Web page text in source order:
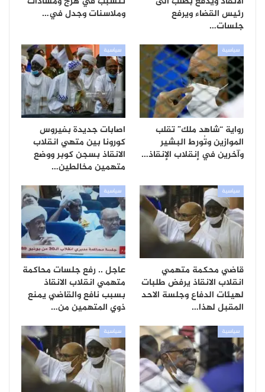
رئيس القضاء ويرفع
جلسات…
وملاسنات وجدل في…
سياسية
رواية “شاهد ملك” تقلب
الموازين وتُورط البشير
وآخرين في إنقلاب الإنقاذ…
سياسية
اصابات جديدة بفيروس
كورونا بين متهي انقلاب
الانقاذ بسجن كوبر ووضع
متهمين مخالطين…
سياسية
قاضي محكمة متهمي
انقلاب الانقاذ يرفض طلبات
لهيئات الدفاع وجلسة الاحد
المقبل لهذا…
سياسية
عاجل .. رفع جلسات محاكمة
متهمي انقلاب الانقاذ
بسبب نافع والقاضي يمنع
ذوي المتهمين من…
سياسية سياسية